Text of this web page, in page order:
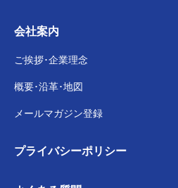
会社案内
ご挨拶･企業理念
概要･沿革･地図
メールマガジン登録
プライバシーポリシー